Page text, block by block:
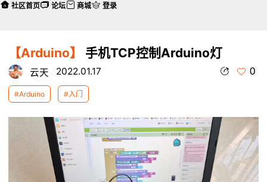
【Arduino】 手机TCP控制Arduino灯
云天 2022.01.17 0
#Arduino #入门
社区首页 论坛 商城 登录